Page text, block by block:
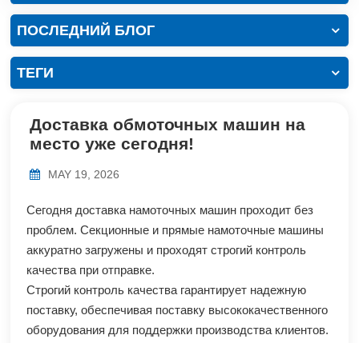
ПОСЛЕДНИЙ БЛОГ
ТЕГИ
Доставка обмоточных машин на
место уже сегодня!
MAY 19, 2026
Сегодня доставка намоточных машин проходит без
проблем. Секционные и прямые намоточные машины
аккуратно загружены и проходят строгий контроль
качества при отправке.
Строгий контроль качества гарантирует надежную
поставку, обеспечивая поставку высококачественного
оборудования для поддержки производства клиентов.